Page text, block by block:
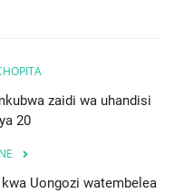
zaidi wa uhandisi
20
Uongozi watembelea